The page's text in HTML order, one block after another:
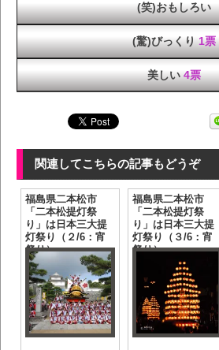
(笑)おもしろい
(驚)びっくり 1票
美しい 4票
関連してこちらの記事もどうぞ
福島県二本松市
「二本松提灯祭
り」は日本三大提
灯祭り（２/6：宵
祭り）
福島県二本松市
「二本松提灯祭
り」は日本三大提
灯祭り（３/6：宵
祭り）